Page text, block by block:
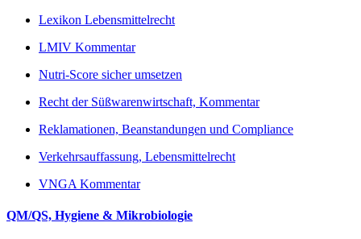
Lexikon Lebensmittelrecht
LMIV Kommentar
Nutri-Score sicher umsetzen
Recht der Süßwarenwirtschaft, Kommentar
Reklamationen, Beanstandungen und Compliance
Verkehrsauffassung, Lebensmittelrecht
VNGA Kommentar
QM/QS, Hygiene & Mikrobiologie